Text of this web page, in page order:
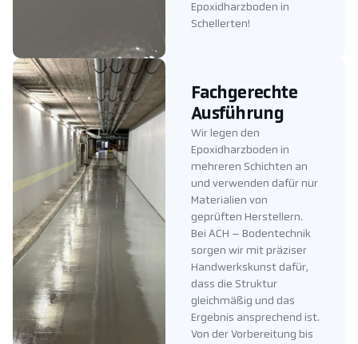
Epoxidharzboden in
Schellerten!
Fachgerechte
Ausführung
Wir legen den
Epoxidharzboden in
mehreren Schichten an
und verwenden dafür nur
Materialien von
geprüften Herstellern.
Bei ACH – Bodentechnik
sorgen wir mit präziser
Handwerkskunst dafür,
dass die Struktur
gleichmäßig und das
Ergebnis ansprechend ist.
Von der Vorbereitung bis